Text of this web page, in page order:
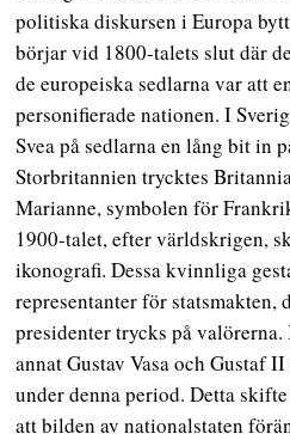
politiska diskursen i Europa
börjar vid 1800-talets slut där
de europeiska sedlarna var att
personifierade nationen. I
Svea på sedlarna en lång bit in
Storbritannien trycktes
Marianne, symbolen för
1900-talet, efter världskrigen,
ikonografi. Dessa kvinnliga
representanter för statsmakten,
presidenter trycks på
annat Gustav Vasa och Gustaf
under denna period. Detta
att bilden av nationalstaten